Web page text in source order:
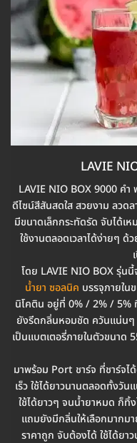
LAVIE
LAVIE NIO BOX 9000 คำ
ดีไซน์สีสันสดใส สวยงาม ลวด
มีขนาดเล็กกระทัดรัด จับได้เ
ใช้งานตลอดเวลาได้ง่ายๆ
โดย LAVIE NIO BOX รุ่น
น้ำยา ซอลนิค บรรจุภายใน
นิโคติน อยู่ที่ 0% / 2% / 5%
ยังรีดกลิ่นหอมชัด ควันแน่นๆ
เป็นแบตเตอรี่ภายในตัวขนาด
มาพร้อม Port ชาร์จ ที่ชาร์จไ
เร็ว ใช้ได้ยาวนานตลอดทั้งวั
ใช้ได้ยาวๆ จนน้ำยาหมด ก็ทิ้
แถมยังมีกลิ่นให้เลือกมากม
ราคาถูก จับต้องได้ ใช้ได้ย